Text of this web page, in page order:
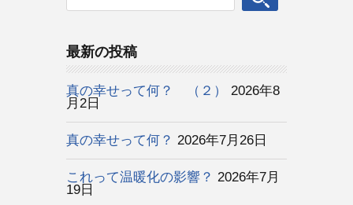
最新の投稿
真の幸せって何？ （２）
2026年8
月2日
真の幸せって何？ 2026年7月26日
これって温暖化の影響？ 2026年7月
19日